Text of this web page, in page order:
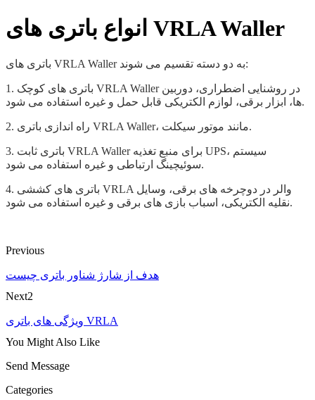
انواع باتری های VRLA Waller
باتری های VRLA Waller به دو دسته تقسیم می شوند:
1. باتری های کوچک VRLA Waller در روشنایی اضطراری، دوربین
ها، ابزار برقی، لوازم الکتریکی قابل حمل و غیره استفاده می شود.
2. راه اندازی باتری VRLA Waller، مانند موتور سیکلت.
3. باتری ثابت VRLA Waller برای منبع تغذیه UPS، سیستم
سوئیچینگ ارتباطی و غیره استفاده می شود.
4. باتری های کششی VRLA والر در دوچرخه های برقی، وسایل
نقلیه الکتریکی، اسباب بازی های برقی و غیره استفاده می شود.
Previous
هدف از شارژ شناور باتری چیست
Next2
ویژگی های باتری VRLA
You Might Also Like
Send Message
Categories